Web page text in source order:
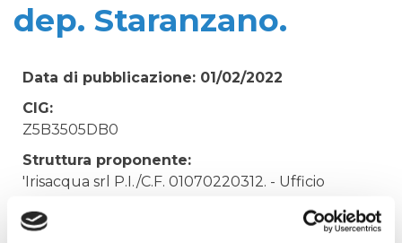
dep. Staranzano.
Data di pubblicazione: 01/02/2022
CIG:
Z5B3505DB0
Struttura proponente:
'Irisacqua srl P.I./C.F. 01070220312. - Ufficio
Oggetto: